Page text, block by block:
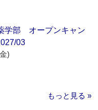
学部 オープンキャン
03
)
もっと見る »